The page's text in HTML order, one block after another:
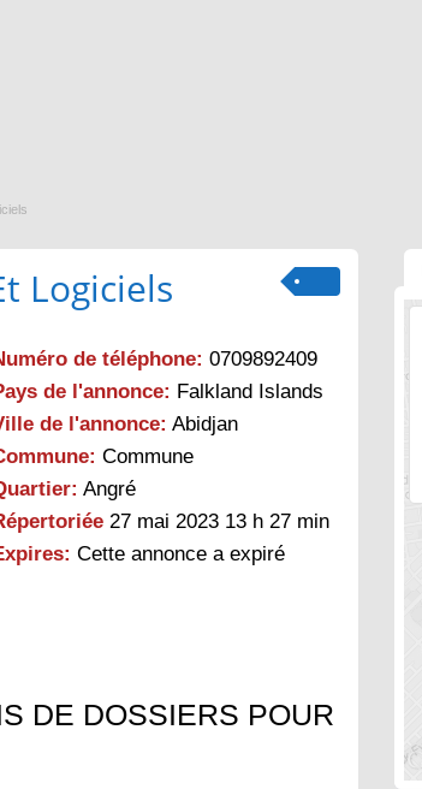
Logiciels
de téléphone: 0709892409
de l'annonce: Falkland Islands
de l'annonce: Abidjan
Commune
Angré
27 mai 2023 13 h 27 min
Cette annonce a expiré
DE DOSSIERS POUR